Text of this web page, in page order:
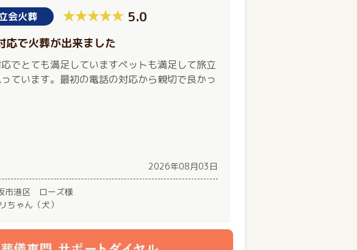
会火葬 5.0
応で火葬が出来ました
でとても満足していますペットも満足して旅立
ています。最初の電話の対応から親切で良かっ
2026年08月03日
市港区 ローズ様
ゃん（犬）